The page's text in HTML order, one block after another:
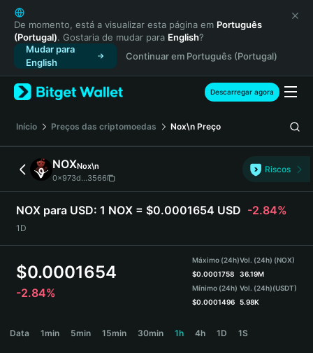
English
日本語
Tiếng Việt
Русский
Español (Latinoamérica)
Türkçe
Français
Deutsch
简体中文
繁體中文
Português (Portugal)
Bahasa Indonesia
ภาษาไทย
हिन्दी
Español
Português (Brasil)
De momento, está a visualizar esta página em Português
(Portugal). Gostaria de mudar para English?
Mudar para
English
Continuar em Português (Portugal)
Descarregar agora
Início Preços das criptomoedas Nox\n Preço
NOXNox\n
0x973d...3566
Riscos
NOX para USD: 1 NOX = $0.0001654 USD -2.84%
1D
$0.0001654
-2.84%
Máximo (24h)
$0.0001758
Mínimo (24h)
$0.0001496
Vol. (24h) (NOX)
36.19M
Vol. (24h)(USDT)
5.98K
Data 1min 5min 15min 30min 1h 4h 1D 1S